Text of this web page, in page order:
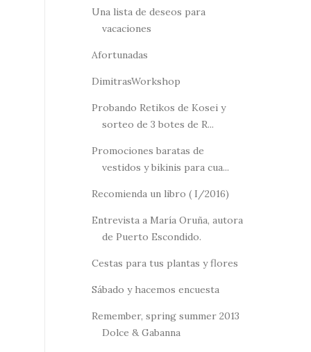
Una lista de deseos para
vacaciones
Afortunadas
DimitrasWorkshop
Probando Retikos de Kosei y
sorteo de 3 botes de R...
Promociones baratas de
vestidos y bikinis para cua...
Recomienda un libro ( I/2016)
Entrevista a María Oruña, autora
de Puerto Escondido.
Cestas para tus plantas y flores
Sábado y hacemos encuesta
Remember, spring summer 2013
Dolce & Gabanna